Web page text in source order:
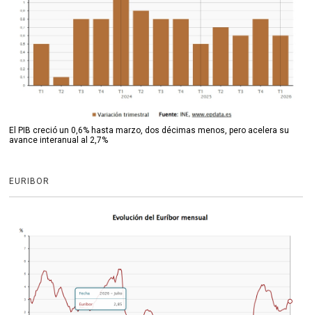
El PIB creció un 0,6% hasta marzo, dos décimas menos, pero acelera su
avance interanual al 2,7%
EURIBOR